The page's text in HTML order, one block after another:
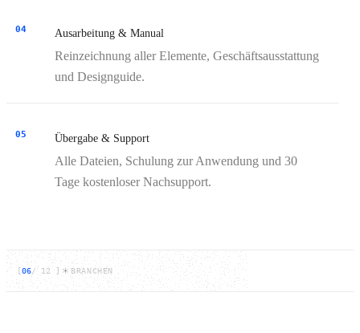
04 Ausarbeitung & Manual
Reinzeichnung aller Elemente, Geschäftsausstattung
und Designguide.
05 Übergabe & Support
Alle Dateien, Schulung zur Anwendung und 30
Tage kostenloser Nachsupport.
[06/ 12 ] BRANCHEN